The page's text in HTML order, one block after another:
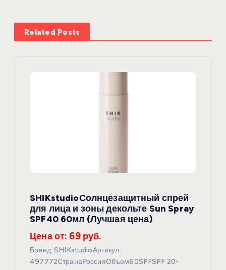
Related Posts
SHIKstudioСолнцезащитный спрей
для лица и зоны декольте Sun Spray
SPF40 60мл (Лучшая цена)
Цена от: 69 руб.
Бренд: SHIKstudioАртикул:
497772СтранаРоссияОбъем60SPFSPF 20-